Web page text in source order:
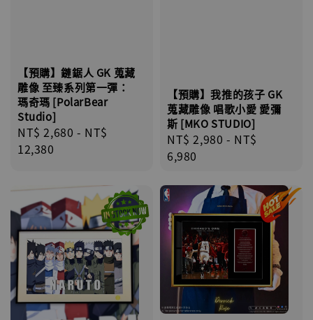
【預購】鏈鋸人 GK 蒐藏
雕像 至臻系列第一彈：
瑪奇瑪 [PolarBear
Studio]
Regular
price
NT$ 2,680 - NT$
12,380
【預購】我推的孩子 GK
蒐藏雕像 唱歌小愛 愛彌
斯 [MKO STUDIO]
Regular
price
NT$ 2,980 - NT$
6,980